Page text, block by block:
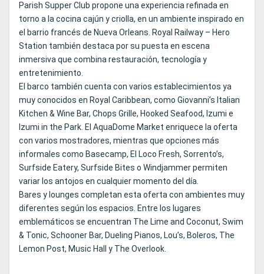
Parish Supper Club propone una experiencia refinada en
torno a la cocina cajún y criolla, en un ambiente inspirado en
el barrio francés de Nueva Orleans. Royal Railway – Hero
Station también destaca por su puesta en escena
inmersiva que combina restauración, tecnología y
entretenimiento.
El barco también cuenta con varios establecimientos ya
muy conocidos en Royal Caribbean, como Giovanni’s Italian
Kitchen & Wine Bar, Chops Grille, Hooked Seafood, Izumi e
Izumi in the Park. El AquaDome Market enriquece la oferta
con varios mostradores, mientras que opciones más
informales como Basecamp, El Loco Fresh, Sorrento’s,
Surfside Eatery, Surfside Bites o Windjammer permiten
variar los antojos en cualquier momento del día.
Bares y lounges completan esta oferta con ambientes muy
diferentes según los espacios. Entre los lugares
emblemáticos se encuentran The Lime and Coconut, Swim
& Tonic, Schooner Bar, Dueling Pianos, Lou’s, Boleros, The
Lemon Post, Music Hall y The Overlook.